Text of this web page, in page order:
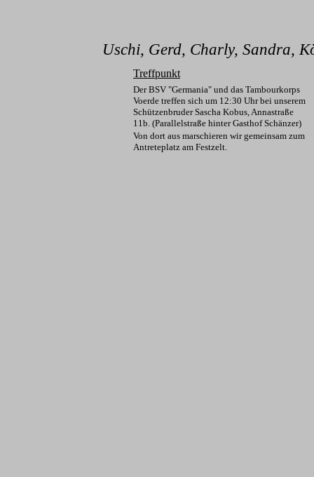
Uschi, Gerd, Charly, Sandra,
Treffpunkt
Der BSV "Germania" und das Tambourkorps
Voerde treffen sich um 12:30 Uhr bei unserem
Schützenbruder Sascha Kobus, Annastraße
11b. (Parallelstraße hinter Gasthof Schänzer)
Von dort aus marschieren wir gemeinsam zum
Antreteplatz am Festzelt.